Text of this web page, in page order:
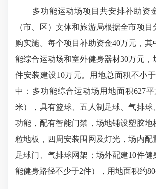
多功能运动场项目共安排补助资
（市、区）文体和旅游局根据全市项
购实施。每个项目补助资金40万元，其
能综合运动场和室外健身器材30万元，
件安装建设10万元。用地总面积不小
中：多功能综合运动场用地面积627
米），具有篮球、五人制足球、气排球
功能，配有智能门禁，场地铺设塑胶地
粒地板，四周安装围网及灯光，场内配
足球门、气排球网架；场外配建10件健
能健身路径不少于2件），用地面积约80